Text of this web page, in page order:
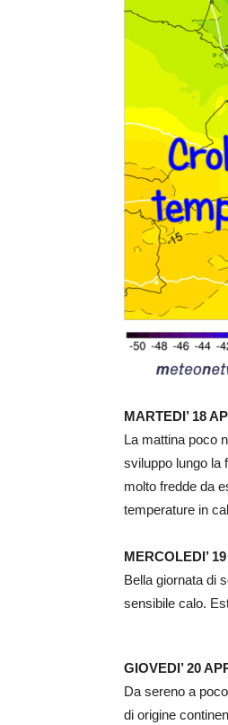
MARTEDI’ 18
La mattina poco
sviluppo lungo la
molto fredde da
temperature in
MERCOLEDI’
Bella giornata di
sensibile calo.
GIOVEDI’ 20
Da sereno a
di origine